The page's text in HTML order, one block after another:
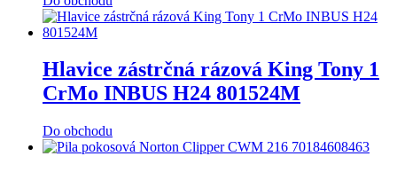
Hlavice zástrčná rázová King Tony 1
CrMo INBUS H24 801524M
Do obchodu